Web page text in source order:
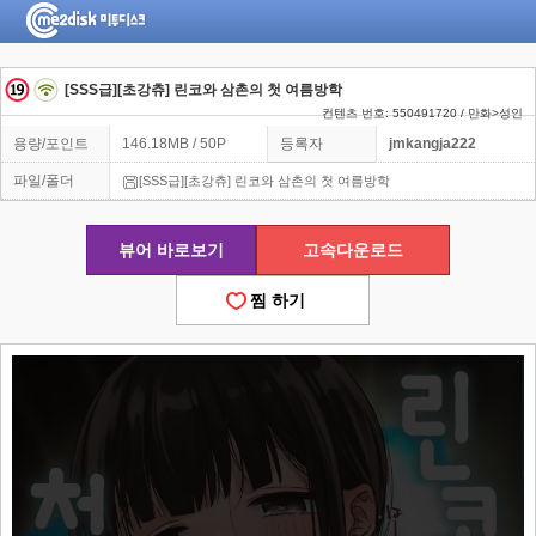
[SSS급][초강츄] 린코와 삼촌의 첫 여름방학
컨텐츠 번호: 550491720 / 만화>성인
용량/포인트 146.18MB / 50P 등록자 jmkangja222
파일/폴더 [SSS급][초강츄] 린코와 삼촌의 첫 여름방학
뷰어 바로보기 고속다운로드
찜 하기